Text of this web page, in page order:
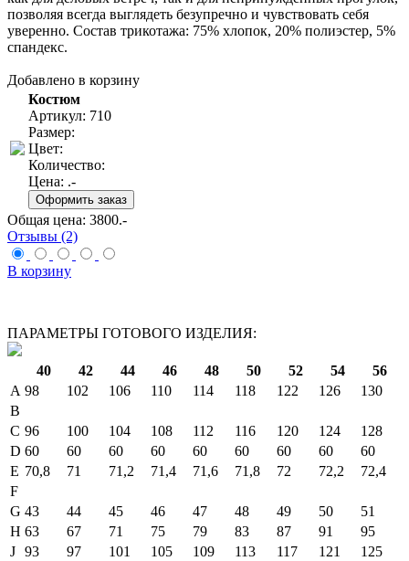
позволяя всегда выглядеть безупречно и чувствовать себя
уверенно. Состав трикотажа: 75% хлопок, 20% полиэстер, 5%
спандекс.
Добавлено в корзину
Костюм
Артикул: 710
Размер:
Цвет:
Количество:
Цена: .-
Общая цена: 3800.-
Отзывы (2)
В корзину
ПАРАМЕТРЫ ГОТОВОГО ИЗДЕЛИЯ:
40 42 44 46 48 50 52 54
56
A 98 102 106 110 114 118 122 126
130
B
C 96 100 104 108 112 116 120 124
128
D 60 60 60 60 60 60 60 60
60
E 70,8 71 71,2 71,4 71,6 71,8 72 72,2
72,4
F
G 43 44 45 46 47 48 49 50
51
H 63 67 71 75 79 83 87 91
95
J 93 97 101 105 109 113 117 121
125